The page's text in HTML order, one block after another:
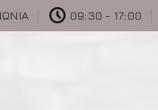
09:30 - 17:00